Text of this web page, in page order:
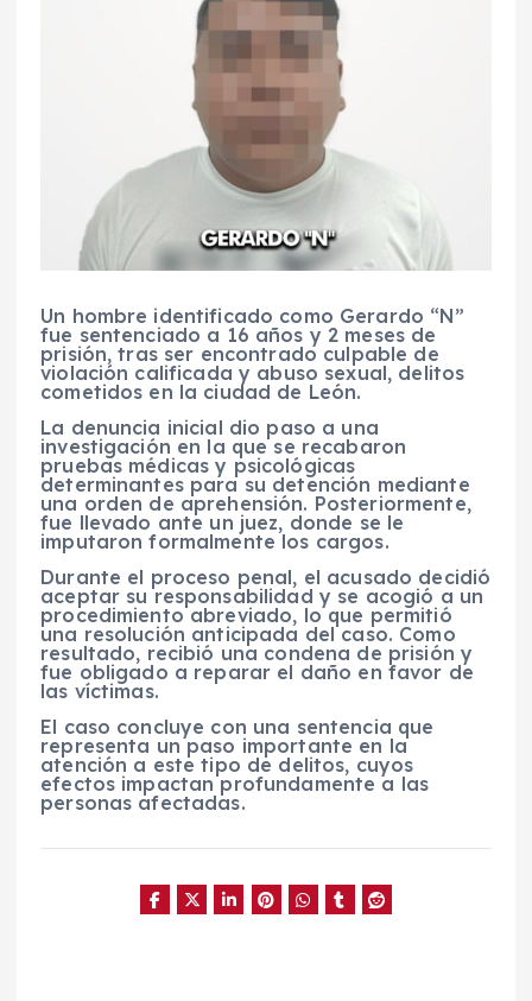
Un hombre identificado como Gerardo “N”
fue sentenciado a 16 años y 2 meses de
prisión, tras ser encontrado culpable de
violación calificada y abuso sexual, delitos
cometidos en la ciudad de León.
La denuncia inicial dio paso a una
investigación en la que se recabaron
pruebas médicas y psicológicas
determinantes para su detención mediante
una orden de aprehensión. Posteriormente,
fue llevado ante un juez, donde se le
imputaron formalmente los cargos.
Durante el proceso penal, el acusado decidió
aceptar su responsabilidad y se acogió a un
procedimiento abreviado, lo que permitió
una resolución anticipada del caso. Como
resultado, recibió una condena de prisión y
fue obligado a reparar el daño en favor de
las víctimas.
El caso concluye con una sentencia que
representa un paso importante en la
atención a este tipo de delitos, cuyos
efectos impactan profundamente a las
personas afectadas.